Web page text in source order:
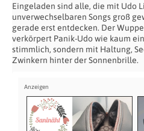
Eingeladen sind alle, die mit Udo
unverwechselbaren Songs groß
gerade erst entdecken. Der
verkörpert Panik-Udo wie kaum
stimmlich, sondern mit Haltung,
Zwinkern hinter der Sonnenbrille.